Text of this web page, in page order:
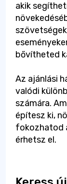
akik
bővítheted
Az ajánlási
valódi
számára.
építesz ki,
fokozhatod
érhetsz el.